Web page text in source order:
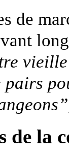
de
pairs
de la